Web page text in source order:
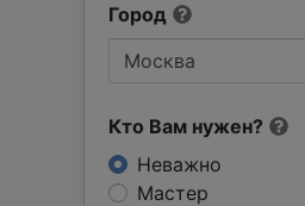
Город
Кто Вам нужен?
Неважно
Мастер